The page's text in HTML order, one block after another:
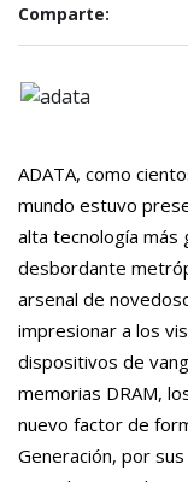
Comparte:
ADATA, como
mundo estuvo
alta tecnología más
desbordante
arsenal de
impresionar a los
dispositivos de
memorias DRAM,
nuevo factor de
Generación, por